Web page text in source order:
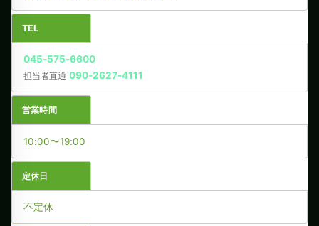
TEL
045-575-6600
担当者直通 090-2627-4111
営業時間
10:00〜19:00
定休日
不定休